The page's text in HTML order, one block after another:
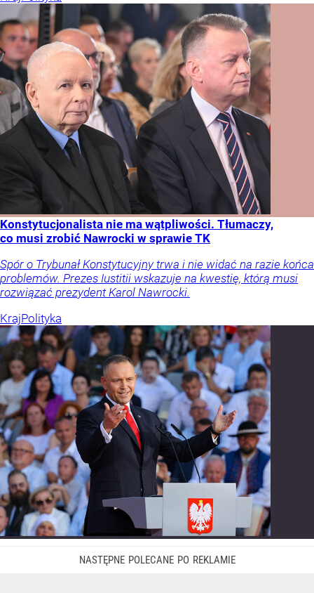
Konstytucjonalista nie ma wątpliwości. Tłumaczy,
co musi zrobić Nawrocki w sprawie TK
Spór o Trybunał Konstytucyjny trwa i nie widać na razie końca
problemów. Prezes Iustitii wskazuje na kwestię, którą musi
rozwiązać prezydent Karol Nawrocki.
KrajPolityka